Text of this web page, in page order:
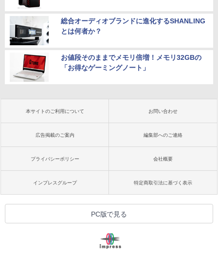
総合オーディオブランドに進化するSHANLING
とは何者か？
お値段そのままでメモリ倍増！メモリ32GBの
「お得なゲーミングノート」
本サイトのご利用について お問い合わせ
広告掲載のご案内 編集部へのご連絡
プライバシーポリシー 会社概要
インプレスグループ 特定商取引法に基づく表示
PC版で見る